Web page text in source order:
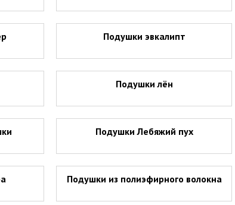
Подушки эвкалипт
Подушки лён
Подушки Лебяжий пух
Подушки из полиэфирного волокна